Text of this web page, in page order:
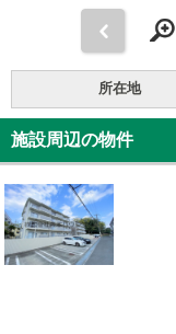
所在地
施設周辺の物件